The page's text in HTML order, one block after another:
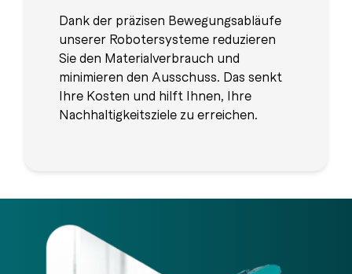
Dank der präzisen Bewegungsabläufe
unserer Robotersysteme reduzieren
Sie den Materialverbrauch und
minimieren den Ausschuss. Das senkt
Ihre Kosten und hilft Ihnen, Ihre
Nachhaltigkeitsziele zu erreichen.